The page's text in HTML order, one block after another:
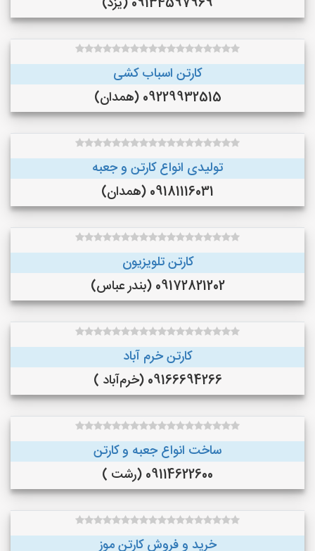
کارتن اسباب کشی
09229932515 (همدان)
تولیدی انواع کارتن و جعبه
09181116031 (همدان)
کارتن تلویزیون
09172821202 (بندر عباس)
کارتن خرم آباد
09166694266 (خرم‌آباد )
ساخت انواع جعبه و کارتن
09114622600 (رشت )
خرید و فروش کارتن موز